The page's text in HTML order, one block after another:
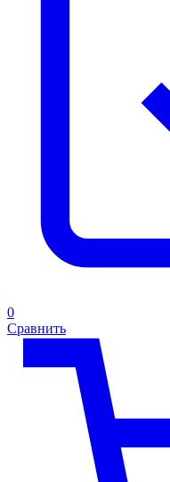
0
Сравнить